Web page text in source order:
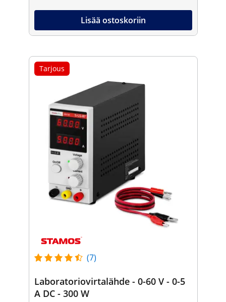
Lisää ostoskoriin
Tarjous
(7)
Laboratoriovirtalähde - 0-60 V - 0-5
A DC - 300 W